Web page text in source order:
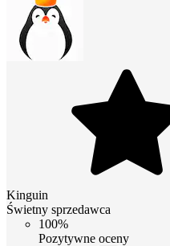
Kinguin
Świetny sprzedawca
100%
Pozytywne oceny